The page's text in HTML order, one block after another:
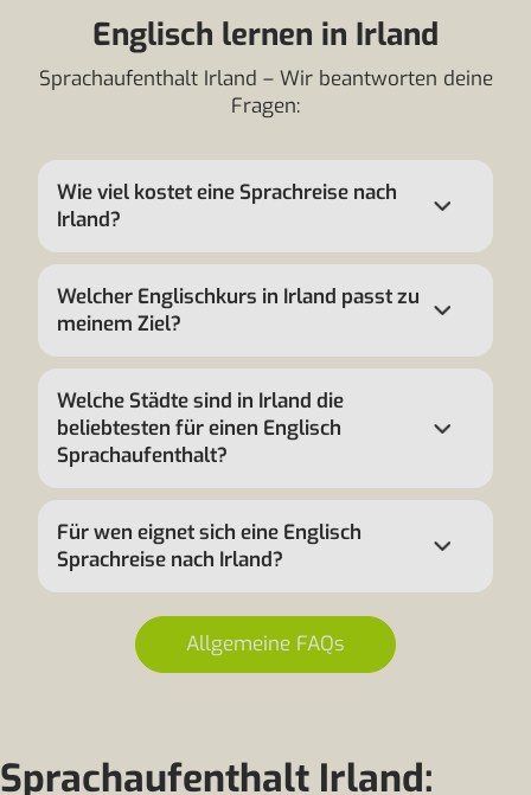
Englisch lernen in Irland
Sprachaufenthalt Irland – Wir beantworten deine
Fragen:
Wie viel kostet eine Sprachreise nach
Irland?
Welcher Englischkurs in Irland passt zu
meinem Ziel?
Welche Städte sind in Irland die
beliebtesten für einen Englisch
Sprachaufenthalt?
Für wen eignet sich eine Englisch
Sprachreise nach Irland?
Allgemeine FAQs
Sprachaufenthalt Irland: